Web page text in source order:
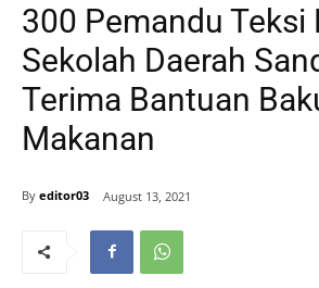
300 Pemandu Teksi
Sekolah Daerah
Terima Bantuan
Makanan
By editor03 August 13, 2021